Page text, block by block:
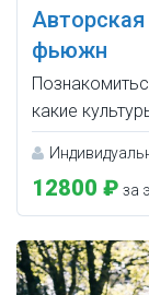
Авторская
фьюжн
какие
12800 ₽ за